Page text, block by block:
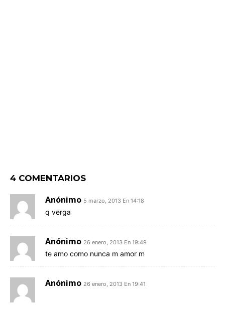
4 COMENTARIOS
Anónimo 5 marzo, 2013 En 14:18
q verga
Anónimo 26 enero, 2013 En 19:49
te amo como nunca m amor m
Anónimo 26 enero, 2013 En 19:41